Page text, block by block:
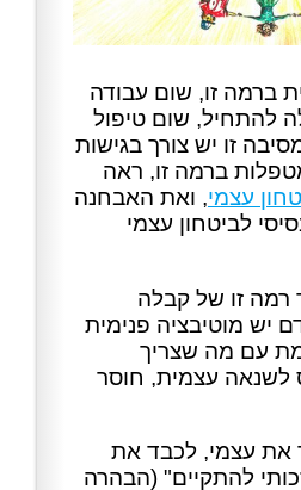
ברמה זו, שום עבודה
להתחיל, שום טיפול
זו יש צורך בגישות
ברמה זו, ראה
עצמי, ואת האבחנה
לביטחון עצמי
זו של קבלה
יש מוטיבציה פנימית
עם מה שצריך
לשנאה עצמית, חוסר
את עצמי, לכבד את
להתקיים" (הבהרה